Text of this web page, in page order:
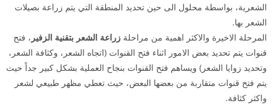
الشعرية، بواسطة محلول الى حين تحديد المنطقة التي يتم زراعة بصيلات
الشعر بها.
المرحلة الاخيرة والاكثر اهمية من مراحلة زراعة الشعر بتقنية الزفير ، فتح
قنوات يتم تحديد بعض الامور اثناء فتح القنوات (اتجاه الشعر، وكثافة الشعر،
وتحديد زوايا الشعر) ويساهم فتح القنوات بنجاح العملية بشكل كبير جداً حيث
يتم فتح قنوات متقاربة من بعضها البعض، حيث تعطي مظهر طبيعي لشعر
واكثر كثافة.